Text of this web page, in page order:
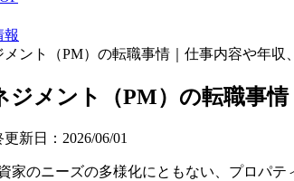
報
ント（PM）の転職事情｜仕事内容や年収
ジメント（PM）の転職事
新日： 2026/06/01
家のニーズの多様化にともない、プロパ